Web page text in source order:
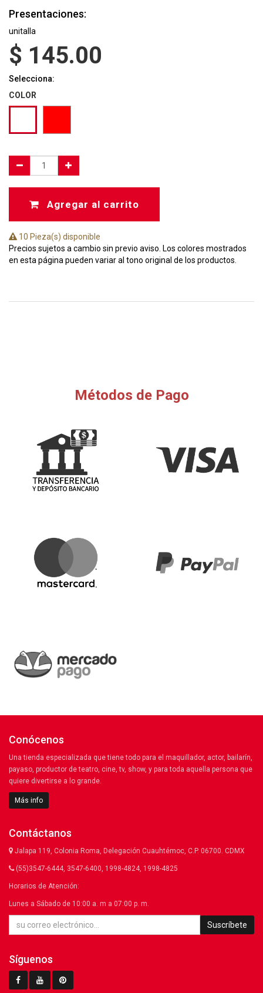
Presentaciones:
unitalla
$ 145.00
Selecciona:
COLOR
Agregar al carrito
10 Pieza(s) disponible
Precios sujetos a cambio sin previo aviso. Los colores mostrados
en esta página pueden variar al tono original de los productos.
Métodos de Pago
Conócenos
Una tienda especializada que tiene todo para el maquillador, actor, bailarín,
payaso, productor de teatro, cine, tv, show, y para toda aquella persona que
quiere divertirse a lo grande.
Más info
Contáctanos
Jalapa 119, Colonia Roma, Delegación Cuauhtémoc, C.P. 06700. CDMX
(55)3547-6444, 3547-6400, 1998-4824, 1998-4825
Horarios de Atención:
Lunes a Sábado de 10:00 a. m a 07:00 p. m.
Suscríbete
Síguenos